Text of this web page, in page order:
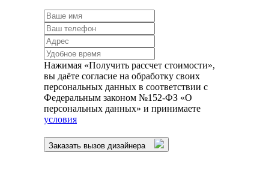
Нажимая «Получить рассчет стоимости»,
вы даёте согласие на обработку своих
персональных данных в соответствии с
Федеральным законом №152-ФЗ «О
персональных данных» и принимаете
условия
Заказать вызов дизайнера